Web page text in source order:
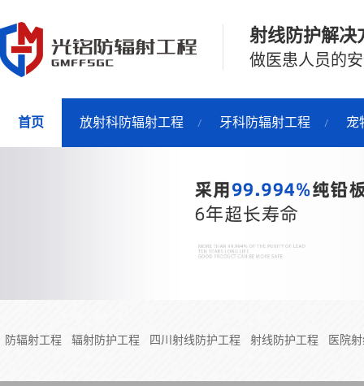
射线防护解决
做医患人员的
首页 放射科防辐射工程 牙科防辐射工程 宠
防辐射工程 辐射防护工程 四川射线防护工程 射线防护工程 医院